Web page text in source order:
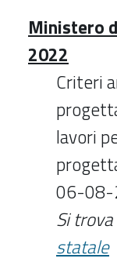
Ministero
2022
Criteri
lavori
06-08-
Si
statale